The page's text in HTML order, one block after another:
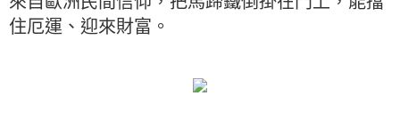
住厄運、迎來財富。